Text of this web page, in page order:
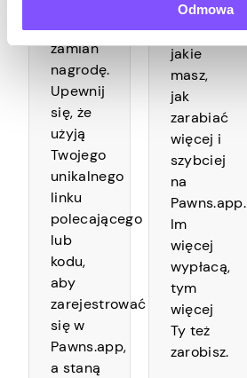
Odmowa
w
zamian
nagrodę.
Upewnij
się, że
użyją
Twojego
unikalnego
linku
polecającego
lub
kodu,
aby
zarejestrować
się w
Pawns.app,
a staną
wszelkie
wskazówki,
jakie
masz,
jak
zarabiać
więcej i
szybciej
na
Pawns.app.
Im
więcej
wypłacą,
tym
więcej
Ty też
zarobisz.